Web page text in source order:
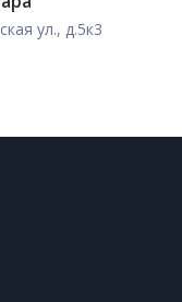
ул., д.5к3